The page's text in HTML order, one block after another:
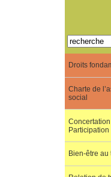
À
Droits
Charte de
social
Participation
Bien-être au